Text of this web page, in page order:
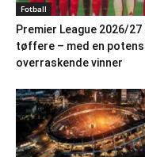
Fotball
Premier League 2026/27
tøffere – med en
overraskende vinner